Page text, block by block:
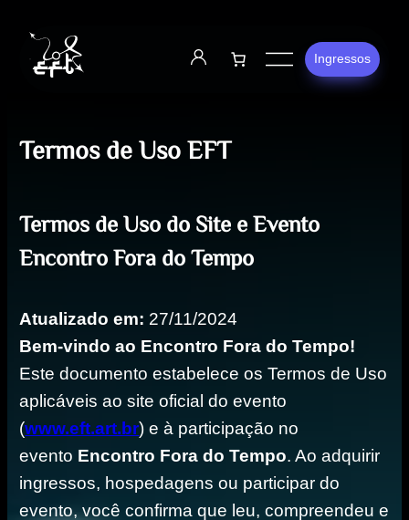
Ingressos
Termos de Uso EFT
Termos de Uso do Site e Evento
Encontro Fora do Tempo
Atualizado em: 27/11/2024
Bem-vindo ao Encontro Fora do Tempo!
Este documento estabelece os Termos de Uso
aplicáveis ao site oficial do evento
(www.eft.art.br) e à participação no
evento Encontro Fora do Tempo. Ao adquirir
ingressos, hospedagens ou participar do
evento, você confirma que leu, compreendeu e